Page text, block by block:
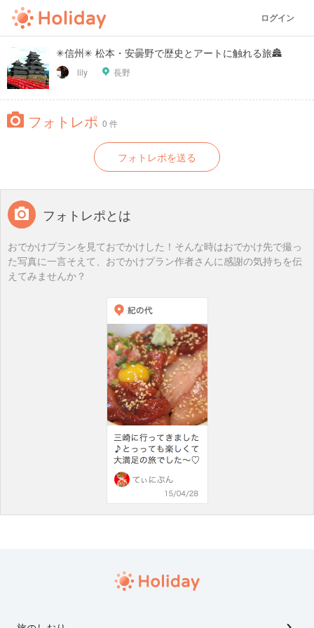
ログイン
✳︎信州✳︎ 松本・安曇野で歴史とアートに触れる旅🏯
lily 長野
フォトレポ 0 件
フォトレポを送る
フォトレポとは
おでかけプランを見ておでかけした！そんな時はおでかけ先で撮っ
た写真に一言そえて、おでかけプラン作者さんに感謝の気持ちを伝
えてみませんか？